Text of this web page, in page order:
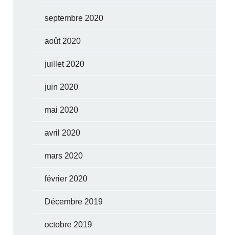
septembre 2020
août 2020
juillet 2020
juin 2020
mai 2020
avril 2020
mars 2020
février 2020
Décembre 2019
octobre 2019